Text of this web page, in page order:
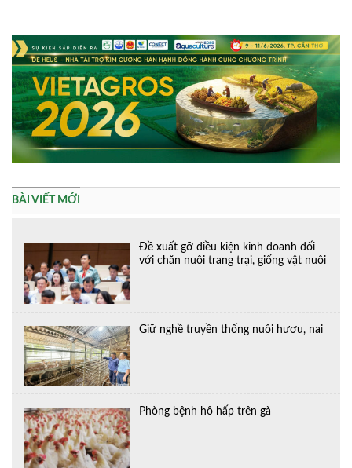
BÀI VIẾT MỚI
Đề xuất gỡ điều kiện kinh doanh đối
với chăn nuôi trang trại, giống vật nuôi
Giữ nghề truyền thống nuôi hươu, nai
Phòng bệnh hô hấp trên gà